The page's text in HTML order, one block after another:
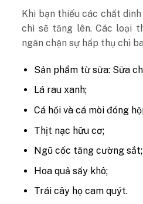
Khi bạn thiếu các chất
chì sẽ tăng lên. Các loại
ngăn chặn sự hấp thụ chì
Sản phẩm từ sữa: Sữa
Lá rau xanh;
Cá hồi và cá mòi đóng
Thịt nạc hữu cơ;
Ngũ cốc tăng cường sắt;
Hoa quả sấy khô;
Trái cây họ cam quýt.